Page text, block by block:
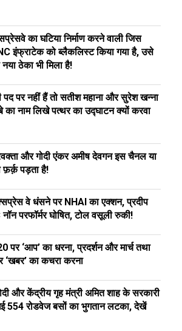
का घटिया निर्माण करने वाली जिस
इंफ्राटेक को ब्लैकलिस्ट किया गया है, उसे
ठेका भी मिला है!
पद पर नहीं हैं तो सतीश महाना और सुरेश खन्ना
का नाम लिखे पत्थर का उद्घाटन क्यों करवा
और गोदी एंकर अमीष देवगन इस चैनल या
पड़ता है!
वे धंसने पर NHAI का एक्शन, प्रदीप
परफॉर्मर घोषित, टोल वसूली रुकी!
‘आप’ का धरना, प्रदर्शन और मार्च तथा
‘खबर’ का कचरा करना
और केंद्रीय गृह मंत्री अमित शाह के सरकारी
554 रोडवेज बसों का भुगतान लटका, देखें